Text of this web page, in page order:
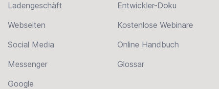
Ladengeschäft
Webseiten
Social Media
Messenger
Google
Entwickler-Doku
Kostenlose Webinare
Online Handbuch
Glossar